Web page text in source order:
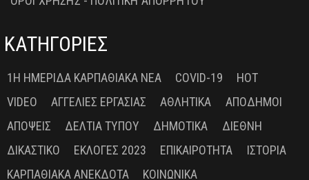
ΚΑΤΗΓΟΡΙΕΣ
1Η ΗΜΕΡΊΔΑ ΚΑΡΠΑΘΙΑΚΆ ΝΈΑ COVID-19
HOT
VIDEO
ΑΓΓΕΛΊΕΣ ΕΡΓΑΣΊΑΣ ΑΘΛΗΤΙΚΆ
ΑΠΌΔΗΜΟΙ
ΑΠΌΨΕΙΣ
ΔΕΛΤΊΑ ΤΎΠΟΥ ΔΗΜΟΤΙΚΆ
ΔΙΕΘΝΉ
ΔΙΚΑΣΤΙΚΌ
ΕΚΛΟΓΈΣ 2023 ΕΠΙΚΑΙΡΌΤΗΤΑ
ΙΣΤΟΡΊΑ
ΚΑΡΠΑΘΙΑΚΆ ΑΝΈΚΔΟΤΑ
ΚΟΙΝΩΝΙΚΆ